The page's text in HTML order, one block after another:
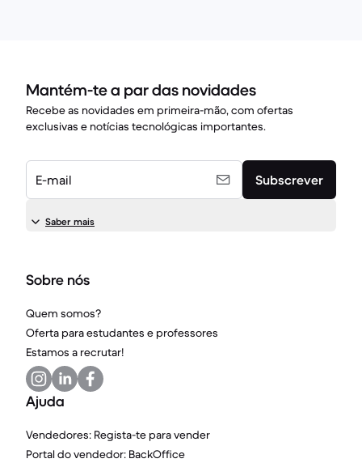
Mantém-te a par das novidades
Recebe as novidades em primeira-mão, com ofertas
exclusivas e notícias tecnológicas importantes.
E-mail Subscrever
Saber mais
Sobre nós
Quem somos?
Oferta para estudantes e professores
Estamos a recrutar!
Ajuda
Vendedores: Regista-te para vender
Portal do vendedor: BackOffice